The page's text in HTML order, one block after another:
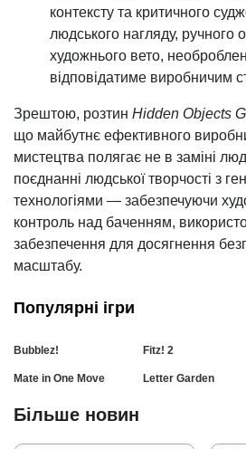
контексту та критичного
людського нагляду, ручного
художнього вето,
відповідатиме виробничим
Зрештою, розтин Hidden Objects
що майбутнє ефективного
мистецтва полягає не в заміні
поєднанні людської творчості з
технологіями — забезпечуючи
контроль над баченням,
забезпечення для досягнення
масштабу.
Популярні ігри
Bubblez! Fitz! 2
Mate in One Move Letter Garden
Більше новин